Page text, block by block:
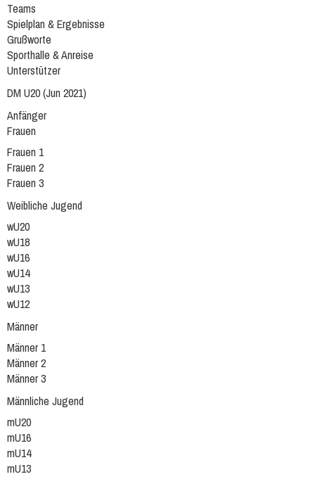
Teams
Spielplan & Ergebnisse
Grußworte
Sporthalle & Anreise
Unterstützer
DM U20 (Jun 2021)
Anfänger
Frauen
Frauen 1
Frauen 2
Frauen 3
Weibliche Jugend
wU20
wU18
wU16
wU14
wU13
wU12
Männer
Männer 1
Männer 2
Männer 3
Männliche Jugend
mU20
mU16
mU14
mU13